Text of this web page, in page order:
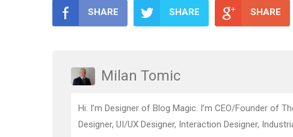
SHARE SHARE SHARE
Milan Tomic
Hi. I’m Designer of Blog Magic. I’m CEO/Founder of
Designer, UI/UX Designer, Interaction Designer,